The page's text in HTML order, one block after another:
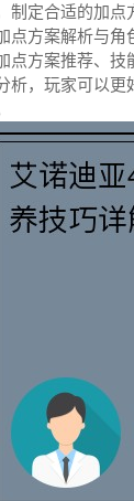
制定合适的加
点方案解析与角
点方案推荐、技
析，玩家可以更